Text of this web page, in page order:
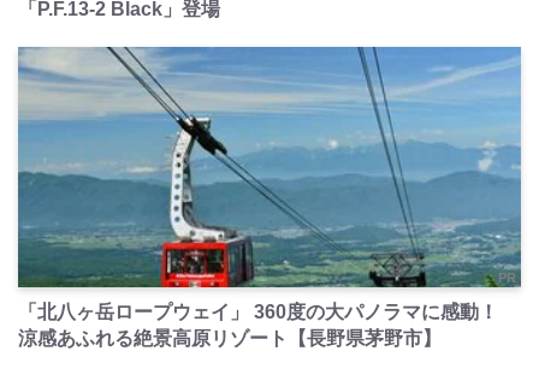
「P.F.13-2 Black」登場
PR
「北八ヶ岳ロープウェイ」 360度の大パノラマに感動！
涼感あふれる絶景高原リゾート【長野県茅野市】